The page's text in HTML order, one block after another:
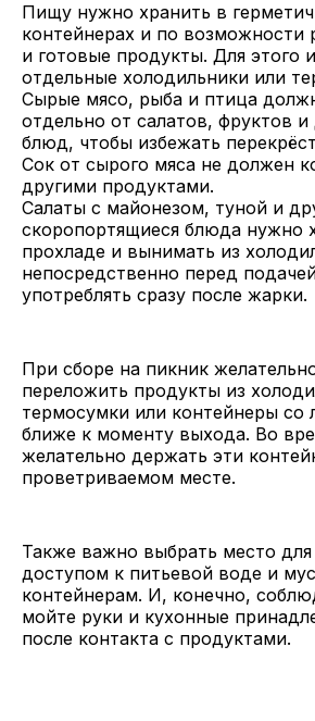
Пищу нужно хранить в
контейнерах и по возможности
и готовые продукты. Для этого
отдельные холодильники или
Сырые мясо, рыба и птица
отдельно от салатов, фруктов и
блюд, чтобы избежать
Сок от сырого мяса не должен
другими продуктами.
Салаты с майонезом, туной и
скоропортящиеся блюда нужно
прохладе и вынимать из
непосредственно перед
употреблять сразу после жарки.
При сборе на пикник
переложить продукты из
термосумки или контейнеры
ближе к моменту выхода. Во
желательно держать эти
проветриваемом месте.
Также важно выбрать место для
доступом к питьевой воде и
контейнерам. И, конечно,
мойте руки и кухонные
после контакта с продуктами.